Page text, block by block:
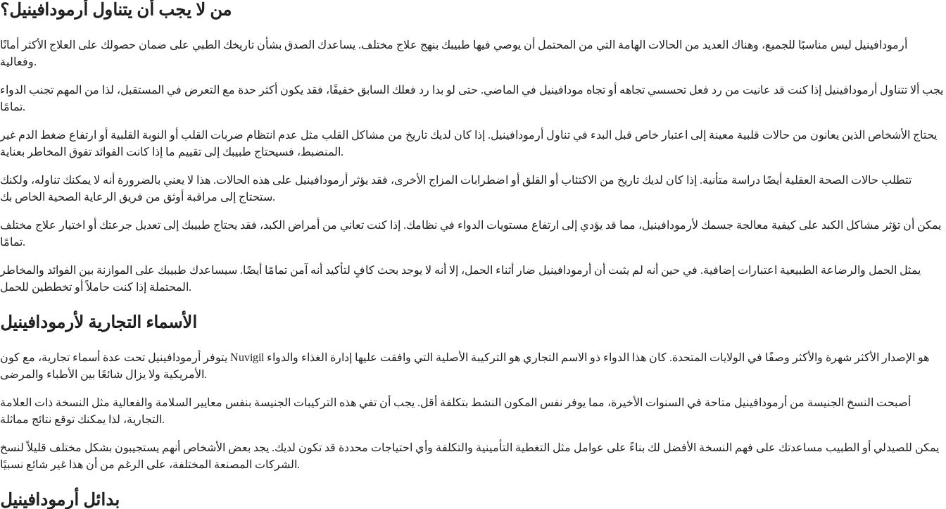
من لا يجب أن يتناول أرمودافينيل؟
أرمودافينيل ليس مناسبًا للجميع، وهناك العديد من الحالات الهامة التي من المحتمل أن يوصي فيها طبيبك بنهج علاج مختلف. يساعدك الصدق بشأن تاريخك الطبي على ضمان حصولك على العلاج الأكثر أمانًا
وفعالية.
يجب ألا تتناول أرمودافينيل إذا كنت قد عانيت من رد فعل تحسسي تجاهه أو تجاه مودافينيل في الماضي. حتى لو بدا رد فعلك السابق خفيفًا، فقد يكون أكثر حدة مع التعرض في المستقبل، لذا من المهم تجنب الدواء
تمامًا.
يحتاج الأشخاص الذين يعانون من حالات قلبية معينة إلى اعتبار خاص قبل البدء في تناول أرمودافينيل. إذا كان لديك تاريخ من مشاكل القلب مثل عدم انتظام ضربات القلب أو النوبة القلبية أو ارتفاع ضغط الدم غير
المنضبط، فسيحتاج طبيبك إلى تقييم ما إذا كانت الفوائد تفوق المخاطر بعناية.
تتطلب حالات الصحة العقلية أيضًا دراسة متأنية. إذا كان لديك تاريخ من الاكتئاب أو القلق أو اضطرابات المزاج الأخرى، فقد يؤثر أرمودافينيل على هذه الحالات. هذا لا يعني بالضرورة أنه لا يمكنك تناوله، ولكنك
ستحتاج إلى مراقبة أوثق من فريق الرعاية الصحية الخاص بك.
يمكن أن تؤثر مشاكل الكبد على كيفية معالجة جسمك لأرمودافينيل، مما قد يؤدي إلى ارتفاع مستويات الدواء في نظامك. إذا كنت تعاني من أمراض الكبد، فقد يحتاج طبيبك إلى تعديل جرعتك أو اختيار علاج مختلف
تمامًا.
يمثل الحمل والرضاعة الطبيعية اعتبارات إضافية. في حين أنه لم يثبت أن أرمودافينيل ضار أثناء الحمل، إلا أنه لا يوجد بحث كافٍ لتأكيد أنه آمن تمامًا أيضًا. سيساعدك طبيبك على الموازنة بين الفوائد والمخاطر
المحتملة إذا كنت حاملاً أو تخططين للحمل.
الأسماء التجارية لأرمودافينيل
يتوفر أرمودافينيل تحت عدة أسماء تجارية، مع كون Nuvigil هو الإصدار الأكثر شهرة والأكثر وصفًا في الولايات المتحدة. كان هذا الدواء ذو الاسم التجاري هو التركيبة الأصلية التي وافقت عليها إدارة الغذاء والدواء
الأمريكية ولا يزال شائعًا بين الأطباء والمرضى.
أصبحت النسخ الجنيسة من أرمودافينيل متاحة في السنوات الأخيرة، مما يوفر نفس المكون النشط بتكلفة أقل. يجب أن تفي هذه التركيبات الجنيسة بنفس معايير السلامة والفعالية مثل النسخة ذات العلامة
التجارية، لذا يمكنك توقع نتائج مماثلة.
يمكن للصيدلي أو الطبيب مساعدتك على فهم النسخة الأفضل لك بناءً على عوامل مثل التغطية التأمينية والتكلفة وأي احتياجات محددة قد تكون لديك. يجد بعض الأشخاص أنهم يستجيبون بشكل مختلف قليلاً لنسخ
الشركات المصنعة المختلفة، على الرغم من أن هذا غير شائع نسبيًا.
بدائل أرمودافينيل